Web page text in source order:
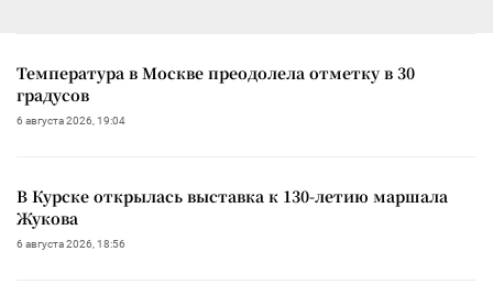
Температура в Москве преодолела отметку в 30
градусов
6 августа 2026, 19:04
В Курске открылась выставка к 130-летию маршала
Жукова
6 августа 2026, 18:56